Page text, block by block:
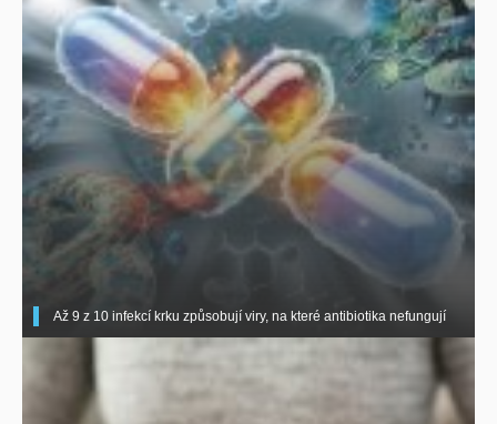
Až 9 z 10 infekcí krku způsobují viry, na které antibiotika nefungují